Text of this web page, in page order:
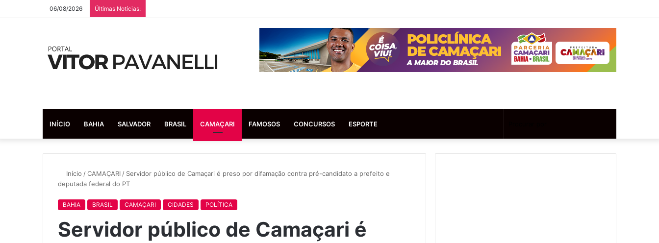
06/08/2026 Últimas Notícias:
INÍCIO BAHIA SALVADOR BRASIL CAMAÇARI FAMOSOS CONCURSOS ESPORTE
por
aleatório
Início /CAMAÇARI / Servidor público de Camaçari é preso por difamação contra pré-candidato a prefeito e
deputada federal do PT
BAHIA BRASIL CAMAÇARI CIDADES POLÍTICA
Servidor público de Camaçari é